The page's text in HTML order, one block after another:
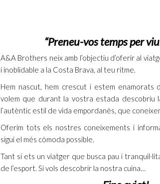
“Preneu-vos temps per
A&A Brothers neix amb l’objectiu d’oferir al
i inoblidable a la Costa Brava, al teu ritme.
Hem nascut, hem crescut i estem
volem que durant la vostra estada descobriu
l’autèntic estil de vida empordanès, que
Oferim tots els nostres coneixements i
sigui el més còmoda possible.
Tant si ets un viatger que busca pau i
de l’esport. Si vols descobrir la nostra cuina…